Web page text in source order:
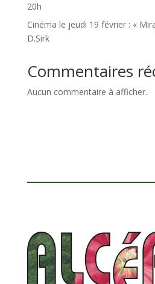
20h
Cinéma le jeudi 19 février : «
D.Sirk
Commentaires
Aucun commentaire à afficher.